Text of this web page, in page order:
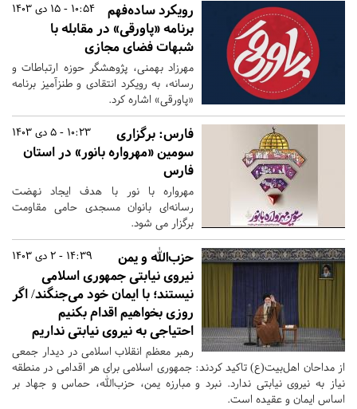
10:54 - 15 دی 1403
رویکرد ساده‌فهم
برنامه «پاورقی» در مقابله با
شبهات فضای مجازی
مهرزاد بهمنی، پژوهشگر حوزه ارتباطات و
رسانه، به رویکرد انتقادی و طنزآمیز برنامه
«پاورقی» اشاره کرد.
10:23 - 5 دی 1403 فارس: برگزاری
سومین «مهرواره بانور» در استان
فارس
مهرواره با نور با هدف ایجاد نهضت
رسانه‌ای بانوان مسجدی حامی مقاومت
برگزار می شود.
14:39 - 2 دی 1403
حزب‌الله و یمن
نیروی نیابتی جمهوری اسلامی
نیستند؛ با ایمان خود می‌جنگند/ اگر
روزی بخواهیم اقدام بکنیم
احتیاجی به نیروی نیابتی نداریم
رهبر معظم انقلاب اسلامی در دیدار جمعی
از مداحان اهل‌بیت(ع) تاکید کردند: جمهوری اسلامی برای هر اقدامی در منطقه
نیاز به نیروی نیابتی ندارد. نبرد و مبارزه یمن، حزب‌الله، حماس و جهاد بر
اساس ایمان و عقیده است.